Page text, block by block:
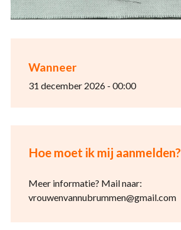
Wanneer
31 december 2026 - 00:00
Hoe moet ik mij aanmelden?
Meer informatie? Mail naar:
vrouwenvannubrummen@gmail.com